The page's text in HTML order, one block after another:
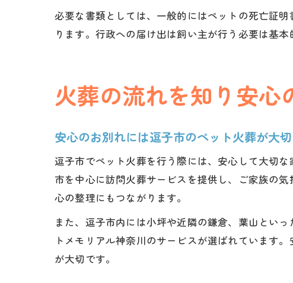
必要な書類としては、一般的にはペットの死亡証
ります。行政への届け出は飼い主が行う必要は基
火葬の流れを知り安心
安心のお別れには逗子市のペット火葬が大切
逗子市でペット火葬を行う際には、安心して大切
市を中心に訪問火葬サービスを提供し、ご家族の
心の整理にもつながります。
また、逗子市内には小坪や近隣の鎌倉、葉山とい
トメモリアル神奈川のサービスが選ばれています
が大切です。